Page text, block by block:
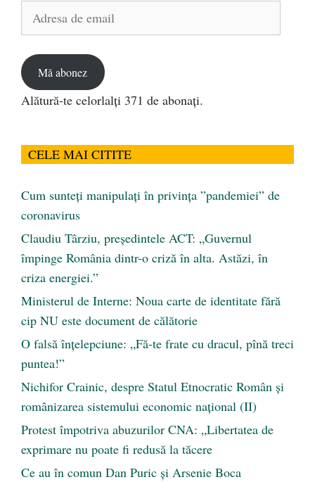
Adresa
Mă abonez
Alătură-te celorlalți 371 de abonați.
CELE MAI CITITE
Cum sunteți manipulați în privința ”pandemiei” de
coronavirus
Claudiu Târziu, președintele ACT: „Guvernul
împinge România dintr-o criză în alta. Astăzi, în
criza energiei.”
Ministerul de Interne: Noua carte de identitate fără
cip NU este document de călătorie
O falsă înțelepciune: „Fă-te frate cu dracul, pînă treci
puntea!”
Nichifor Crainic, despre Statul Etnocratic Român şi
românizarea sistemului economic naţional (II)
Protest împotriva abuzurilor CNA: „Libertatea de
exprimare nu poate fi redusă la tăcere
Ce au în comun Dan Puric şi Arsenie Boca